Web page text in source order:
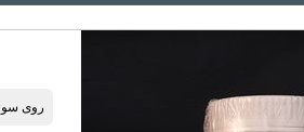
روی سولفات -